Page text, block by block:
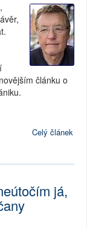
,
článku o
Celý článek
já,